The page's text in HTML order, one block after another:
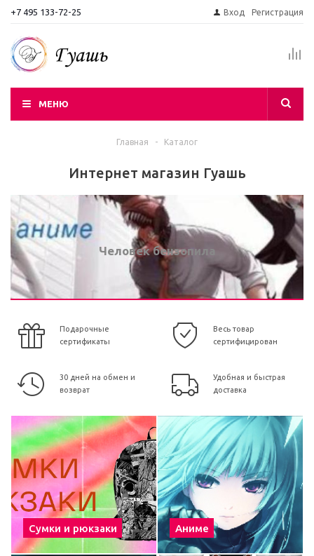
+7 495 133-72-25 Вход Регистрация
МЕНЮ
Главная - Каталог
Интернет магазин Гуашь
Человек бензопила
Подарочные
сертификаты
Весь товар
сертифицирован
30 дней на обмен и
возврат
Удобная и быстрая
доставка
Сумки и рюкзаки Аниме